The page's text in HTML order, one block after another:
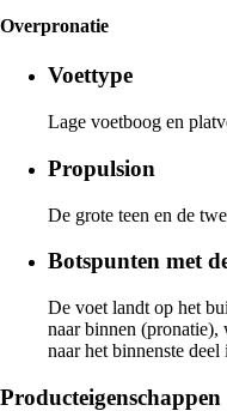
Overpronatie
Voettype
Lage voetboog en
Propulsion
De grote teen en de
Botspunten met
De voet landt op het
naar binnen
naar het binnenste
Producteigenschappen